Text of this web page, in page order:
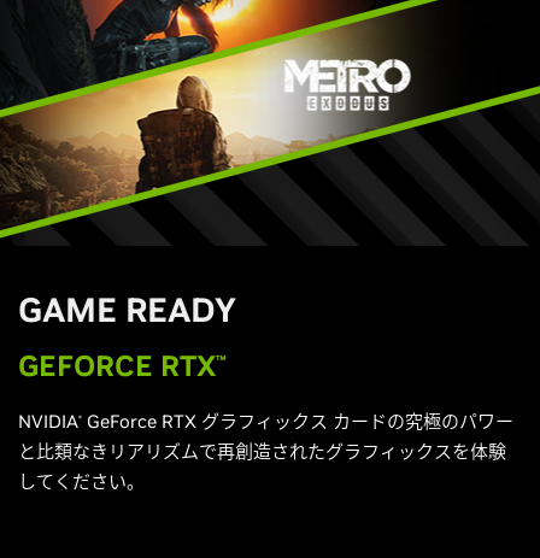
GAME READY
GEFORCE RTX™
NVIDIA®
GeForce RTX グラフィックス カードの究極のパワー
と比類なきリアリズムで再創造されたグラフィックスを体験
してください。